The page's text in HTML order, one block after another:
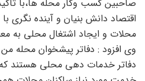
صاحبین کسب وکار محله ها،با
اقتصاد دانش بنیان و آینده نگری
محلات و ایجاد اشتغال محلی به
وی افزود : دفاتر پیشخوان محله من